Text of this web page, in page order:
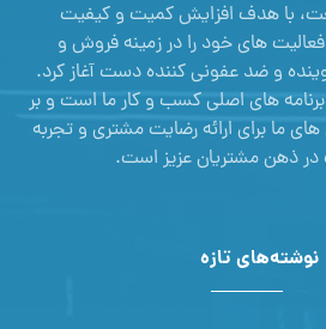
با هدف افزایش کمیت و کیفیت
های خود را در زمینه فروش و
و ضد عفونی کننده دست آغاز کرد.
های اصلی کسب و کار ما است و بر
ما برای ارائه رضایت مشتری و تجربه
ذهن مشتریان عزیز است.
نوشته‌های تازه